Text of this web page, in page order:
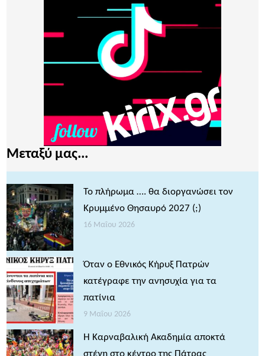
Μεταξύ μας...
Το πλήρωμα …. θα διοργανώσει τον
Κρυμμένο Θησαυρό 2027 (;)
16 Μαΐου 2026
Όταν ο Εθνικός Κήρυξ Πατρών
κατέγραφε την ανησυχία για τα
πατίνια
9 Μαΐου 2026
Η Καρναβαλική Ακαδημία αποκτά